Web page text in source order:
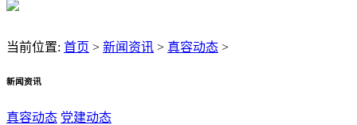
当前位置: 首页 > 新闻资讯 > 真容动态 >
新闻资讯
真容动态 党建动态